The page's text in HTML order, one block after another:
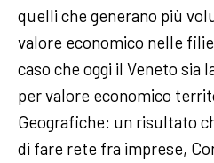
quelli che generano più
valore economico nelle
caso che oggi il Veneto sia
per valore economico
Geografiche: un risultato
di fare rete fra imprese,